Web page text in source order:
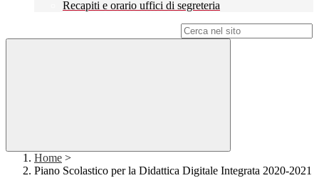
Recapiti e orario uffici di segreteria
Home >
Piano Scolastico per la Didattica Digitale Integrata 2020-2021